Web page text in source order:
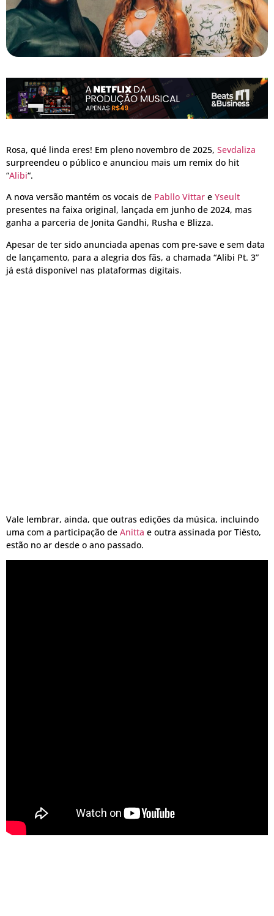
Rosa, qué linda eres! Em pleno novembro de 2025, Sevdaliza
surpreendeu o público e anunciou mais um remix do hit
“Alibi“.
A nova versão mantém os vocais de Pabllo Vittar e Yseult
presentes na faixa original, lançada em junho de 2024, mas
ganha a parceria de Jonita Gandhi, Rusha e Blizza.
Apesar de ter sido anunciada apenas com pre-save e sem data
de lançamento, para a alegria dos fãs, a chamada “Alibi Pt. 3”
já está disponível nas plataformas digitais.
Vale lembrar, ainda, que outras edições da música, incluindo
uma com a participação de Anitta e outra assinada por Tiësto,
estão no ar desde o ano passado.